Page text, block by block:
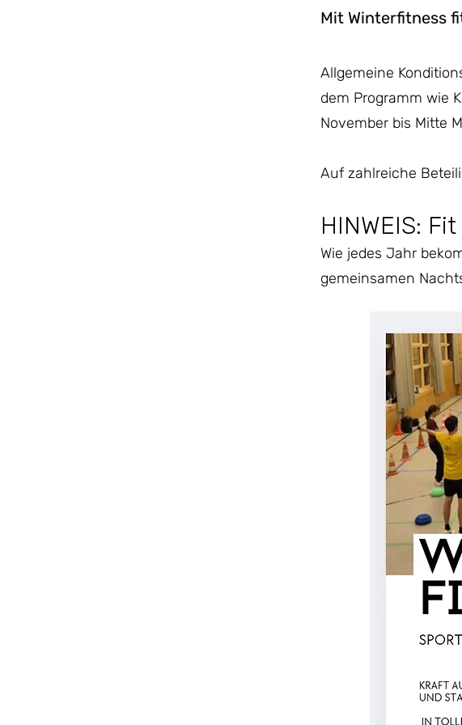
Mit Winterfitness
Allgemeine
dem Programm wie
November bis Mitte
Auf zahlreiche
HINWEIS:
Wie jedes Jahr
gemeinsamen